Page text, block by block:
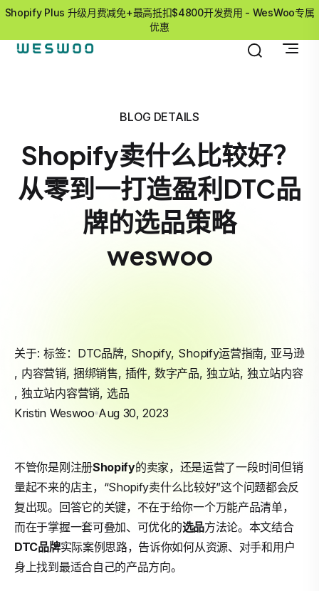
Shopify Plus 升级月费减免+最高抵扣$4800开发费用 - WesWoo专属
优惠
BLOG DETAILS
Shopify卖什么比较好？
从零到一打造盈利DTC品
牌的选品策略
weswoo
关于: 标签： DTC品牌, Shopify, Shopify运营指南, 亚马逊
, 内容营销, 捆绑销售, 插件,数字产品, 独立站, 独立站内容
, 独立站内容营销, 选品
Kristin Weswoo Aug 30, 2023
不管你是刚注册Shopify的卖家，还是运营了一段时间但销
量起不来的店主，“Shopify卖什么比较好”这个问题都会反
复出现。回答它的关键，不在于给你一个万能产品清单，
而在于掌握一套可叠加、可优化的选品方法论。本文结合
DTC品牌实际案例思路，告诉你如何从资源、对手和用户
身上找到最适合自己的产品方向。